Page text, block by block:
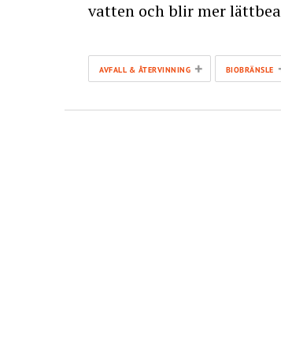
vatten och blir mer
AVFALL & ÅTERVINNING + BIOBRÄNSLE